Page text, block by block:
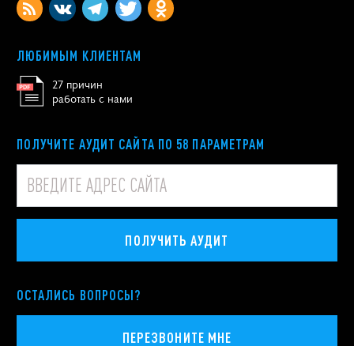
ЛЮБИМЫМ КЛИЕНТАМ
27 причин
работать с нами
ПОЛУЧИТЕ АУДИТ САЙТА ПО 58 ПАРАМЕТРАМ
ПОЛУЧИТЬ АУДИТ
ОСТАЛИСЬ ВОПРОСЫ?
ПЕРЕЗВОНИТЕ МНЕ